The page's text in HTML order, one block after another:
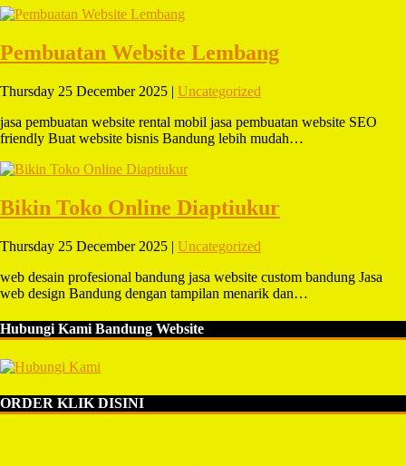
Pembuatan Website Lembang
Thursday 25 December 2025 | Uncategorized
jasa pembuatan website rental mobil jasa pembuatan website SEO
friendly Buat website bisnis Bandung lebih mudah…
Bikin Toko Online Diaptiukur
Thursday 25 December 2025 | Uncategorized
web desain profesional bandung jasa website custom bandung Jasa
web design Bandung dengan tampilan menarik dan…
Hubungi Kami Bandung Website
ORDER KLIK DISINI